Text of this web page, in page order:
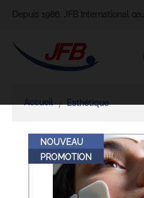
Accueil Esthétique
NOUVEAU
PROMOTION